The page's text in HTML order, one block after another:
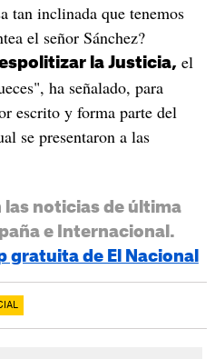
tan inclinada que tenemos
el señor Sánchez?
la Justicia, el
ha señalado, para
escrito y forma parte del
se presentaron a las
las noticias de última
e Internacional.
gratuita de El Nacional